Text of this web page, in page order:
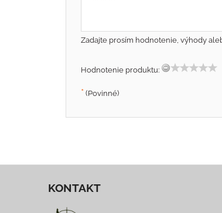
Zadajte prosím hodnotenie, výhody
Hodnotenie produktu:
* (Povinné)
KONTAKT